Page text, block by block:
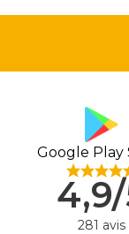
Google Play
281 avis